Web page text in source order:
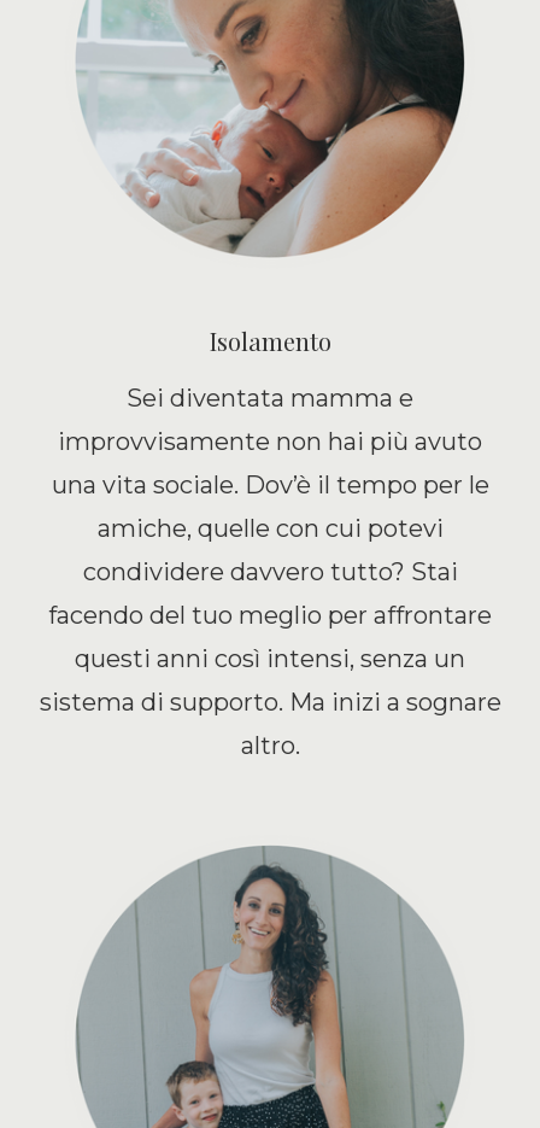
Isolamento
Sei diventata mamma e
improvvisamente non hai più avuto
una vita sociale. Dov’è il tempo per le
amiche, quelle con cui potevi
condividere davvero tutto? Stai
facendo del tuo meglio per affrontare
questi anni così intensi, senza un
sistema di supporto. Ma inizi a sognare
altro.